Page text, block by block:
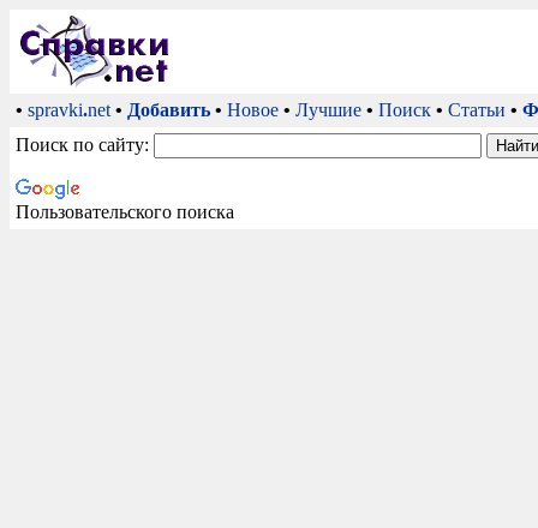
• spravki.net • Добавить • Новое • Лучшие • Поиск • Статьи •
Поиск по сайту:
Пользовательского поиска